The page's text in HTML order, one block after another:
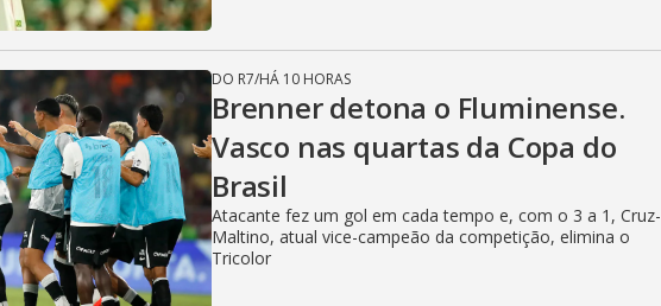
DO R7/HÁ 10 HORAS
Brenner detona o Fluminense.
Vasco nas quartas da Copa do
Brasil
Atacante fez um gol em cada tempo e, com o 3 a 1, Cruz-
Maltino, atual vice-campeão da competição, elimina o
Tricolor